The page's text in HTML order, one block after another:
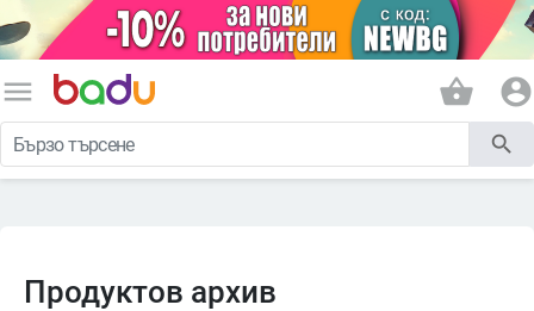
menu shopping_basket account_circle
search
Продуктов архив